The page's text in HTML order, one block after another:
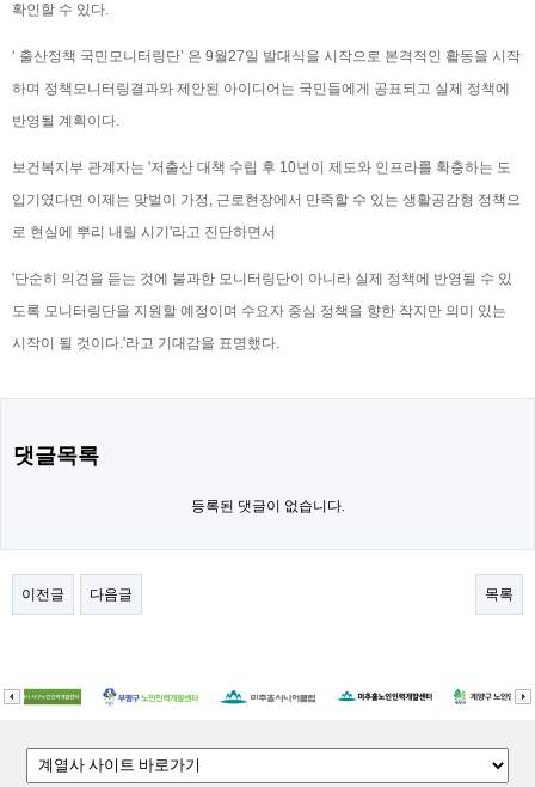
확인할 수 있다.
‘ 출산정책 국민모니터링단’ 은 9월27일 발대식을 시작으로 본격적인 활동을 시작
하며 정책모니터링결과와 제안된 아이디어는 국민들에게 공표되고 실제 정책에
반영될 계획이다.
보건복지부 관계자는 '저출산 대책 수립 후 10년이 제도와 인프라를 확충하는 도
입기였다면 이제는 맞벌이 가정, 근로현장에서 만족할 수 있는 생활공감형 정책으
로 현실에 뿌리 내릴 시기'라고 진단하면서
'단순히 의견을 듣는 것에 불과한 모니터링단이 아니라 실제 정책에 반영될 수 있
도록 모니터링단을 지원할 예정이며 수요자 중심 정책을 향한 작지만 의미 있는
시작이 될 것이다.'라고 기대감을 표명했다.
댓글목록
등록된 댓글이 없습니다.
이전글 다음글 목록